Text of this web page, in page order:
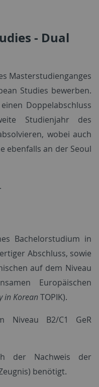
- Dual
Masterstudienganges
Studies bewerben.
Doppelabschluss
Studienjahr des
wobei auch
ebenfalls an der Seoul
.
Bachelorstudium in
Abschluss, sowie
auf dem Niveau
Europäischen
in KoreanTOPIK).
Niveau B2/C1 GeR
der Nachweis der
benötigt.